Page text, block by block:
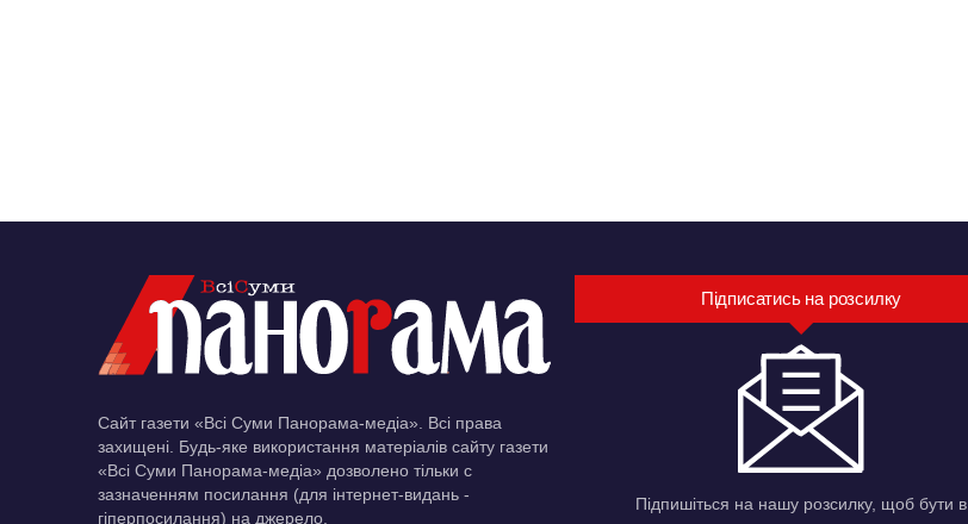
Сайт газети «Всі Суми Панорама-медіа». Всі права
захищені. Будь-яке використання матеріалів сайту газети
«Всі Суми Панорама-медіа» дозволено тільки c
зазначенням посилання (для інтернет-видань -
гіперпосилання) на джерело.
Підписатись на розсилку
Підпишіться на нашу розсилку, щоб бути в